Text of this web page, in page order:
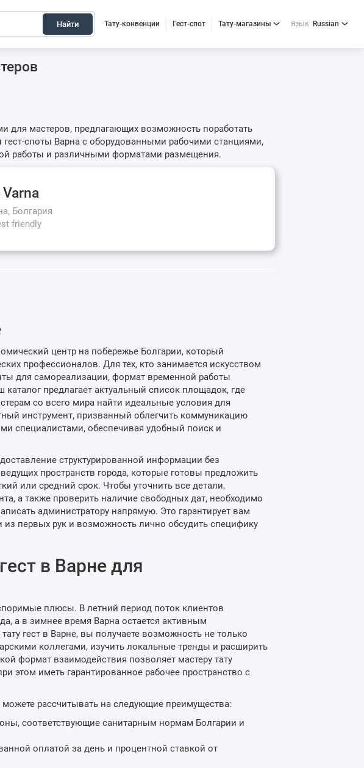
Найти Тату-конвенции Гест-спот Тату-магазины Язык Russian
для мастеров, предлагающих возможность поработать
споты Варна с оборудованными рабочими станциями,
работы и различными форматами размещения.
Болгария
friendly
центр на побережье Болгарии, который
профессионалов. Для тех, кто занимается искусством
для самореализации, формат временной работы
предлагает актуальный список площадок, где
со всего мира найти идеальные условия для
инструмент, призванный облегчить коммуникацию
специалистами, обеспечивая удобный поиск и
структурированной информации без
пространств города, которые готовы предложить
или средний срок. Чтобы уточнить все детали,
а также проверить наличие свободных дат, необходимо
администратору напрямую. Это гарантирует вам
первых рук и возможность лично обсудить специфику
в Варне для
плюсы. В летний период поток клиентов
а в зимнее время Варна остается активным
гест в Варне, вы получаете возможность не только
коллегами, изучить локальные тренды и расширить
формат взаимодействия позволяет мастеру тату
этом иметь гарантированное рабочее пространство с
рассчитывать на следующие преимущества:
соответствующие санитарным нормам Болгарии и
оплатой за день и процентной ставкой от